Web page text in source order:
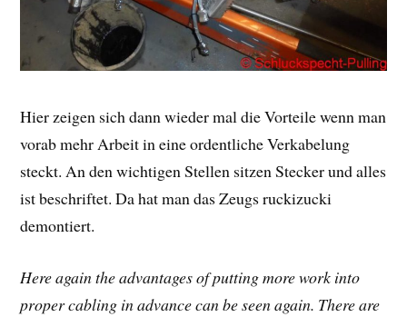
Hier zeigen sich dann wieder mal die Vorteile wenn man
vorab mehr Arbeit in eine ordentliche Verkabelung
steckt. An den wichtigen Stellen sitzen Stecker und alles
ist beschriftet. Da hat man das Zeugs ruckizucki
demontiert.
Here again the advantages of putting more work into
proper cabling in advance can be seen again. There are